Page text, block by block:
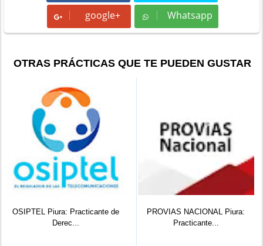
google+ Whatsapp
Whatsapp
OTRAS PRÁCTICAS QUE TE PUEDEN GUSTAR
Piura: Practicante de
Derec...
PROVIAS NACIONAL Piura:
Practicante...